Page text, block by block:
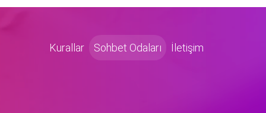
Kurallar Sohbet Odaları İletişim